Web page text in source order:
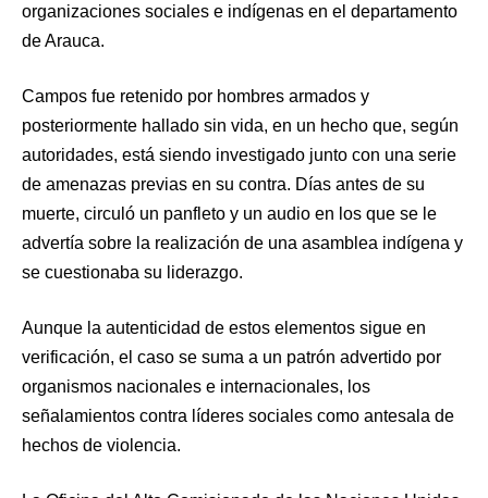
organizaciones sociales e indígenas en el departamento
de Arauca.
Campos fue retenido por hombres armados y
posteriormente hallado sin vida, en un hecho que, según
autoridades, está siendo investigado junto con una serie
de amenazas previas en su contra. Días antes de su
muerte, circuló un panfleto y un audio en los que se le
advertía sobre la realización de una asamblea indígena y
se cuestionaba su liderazgo.
Aunque la autenticidad de estos elementos sigue en
verificación, el caso se suma a un patrón advertido por
organismos nacionales e internacionales, los
señalamientos contra líderes sociales como antesala de
hechos de violencia.